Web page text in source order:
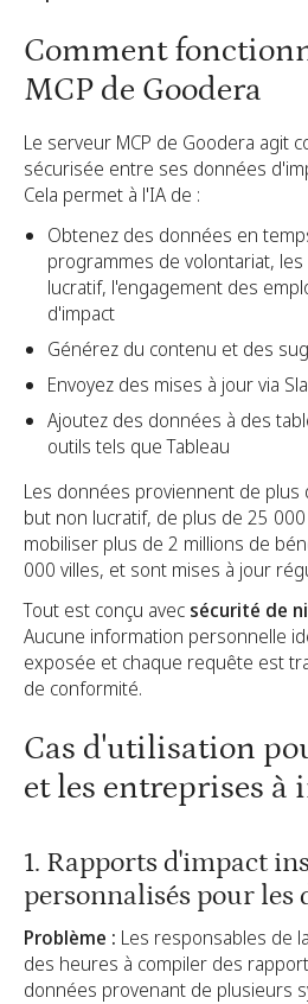
Comment
MCP de Goodera
Le serveur MCP de Goodera agit
sécurisée entre ses données
Cela permet à l'IA de :
Obtenez des données en
programmes de volontariat,
lucratif, l'engagement des
d'impact
Générez du contenu et des
Envoyez des mises à jour via
Ajoutez des données à des
outils tels que Tableau
Les données proviennent de
but non lucratif, de plus de 25
mobiliser plus de 2 millions de
000 villes, et sont mises à jour
Tout est conçu avec sécurité de
Aucune information personnelle
exposée et chaque requête est
de conformité.
Cas d'utilisation
et les entreprises à
1. Rapports d'impact
personnalisés pour les
Problème : Les responsables de
des heures à compiler des
données provenant de plusieurs